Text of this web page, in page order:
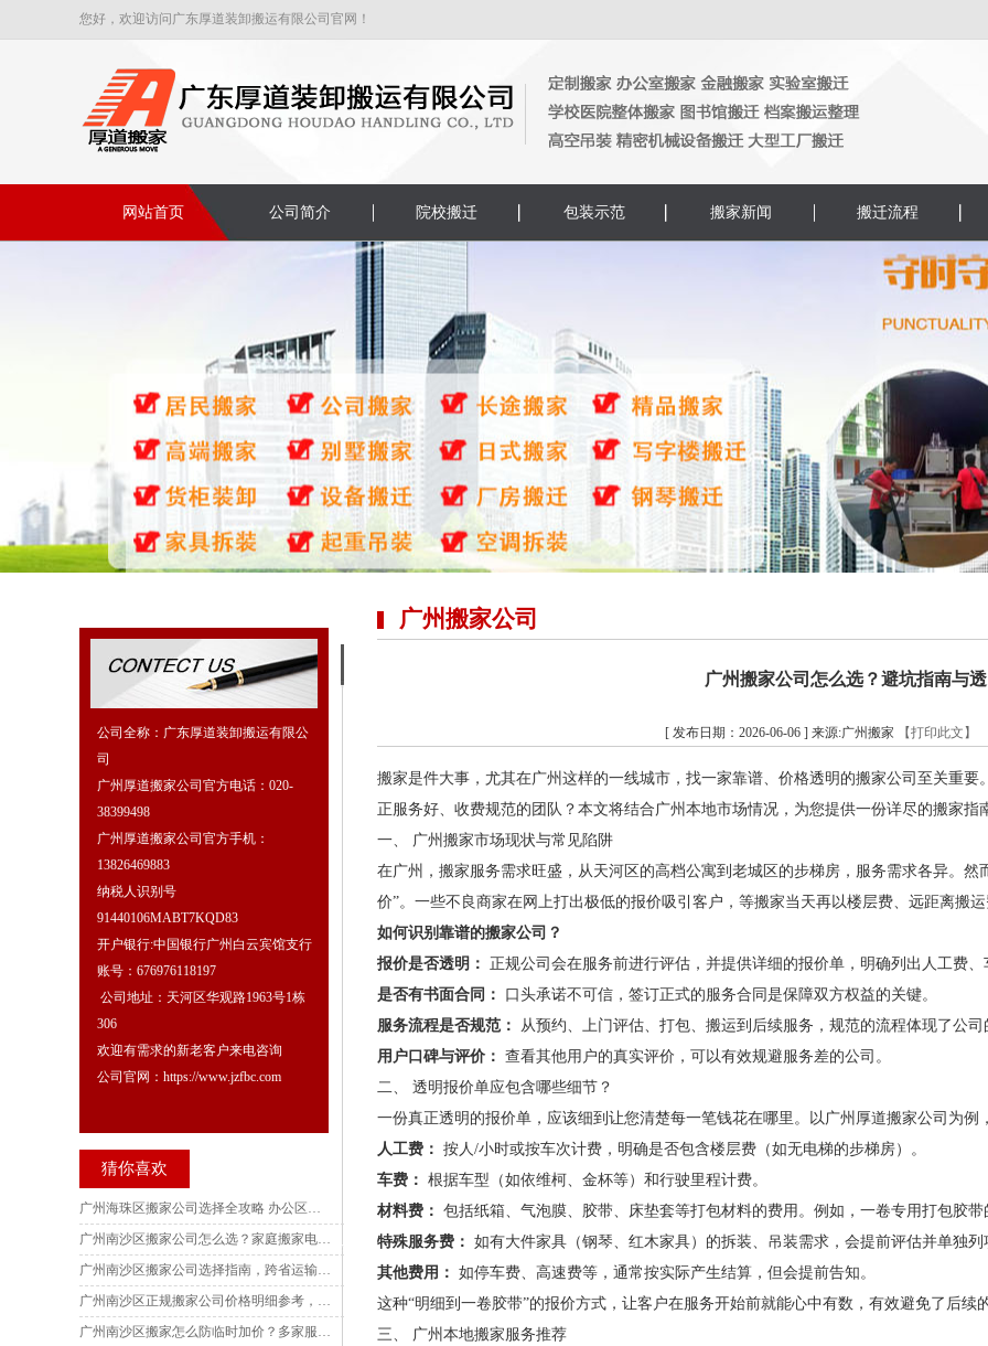
您好，欢迎访问广东厚道装卸搬运有限公司官网！
网站首页 公司简介 院校搬迁 包装示范 搬家新闻 搬迁流程
广州搬家公司
广州搬家公司怎么选？避坑指南与
[ 发布日期：2026-06-06 ] 来源:广州搬家 【打印此文】
搬家是件大事，尤其在广州这样的一线城市，找一家靠谱、价格透明的搬家公司至关重
正服务好、收费规范的团队？本文将结合广州本地市场情况，为您提供一份详尽的搬家指
一、 广州搬家市场现状与常见陷阱
在广州，搬家服务需求旺盛，从天河区的高档公寓到老城区的步梯房，服务需求各异。
价”。一些不良商家在网上打出极低的报价吸引客户，等搬家当天再以楼层费、远距离搬
如何识别靠谱的搬家公司？
报价是否透明：
正规公司会在服务前进行评估，并提供详细的报价单，明确列出人工费
是否有书面合同：
口头承诺不可信，签订正式的服务合同是保障双方权益的关键。
服务流程是否规范：
从预约、上门评估、打包、搬运到后续服务，规范的流程体现了公司
用户口碑与评价： 查看其他用户的真实评价，可以有效规避服务差的公司。
二、 透明报价单应包含哪些细节？
一份真正透明的报价单，应该细到让您清楚每一笔钱花在哪里。以广州厚道搬家公司为
人工费： 按人/小时或按车次计费，明确是否包含楼层费（如无电梯的步梯房）。
车费： 根据车型（如依维柯、金杯等）和行驶里程计费。
材料费： 包括纸箱、气泡膜、胶带、床垫套等打包材料的费用。例如，一卷专用打包胶
特殊服务费： 如有大件家具（钢琴、红木家具）的拆装、吊装需求，会提前评估并单独列
其他费用： 如停车费、高速费等，通常按实际产生结算，但会提前告知。
这种“明细到一卷胶带”的报价方式，让客户在服务开始前就能心中有数，有效避免了后续
三、 广州本地搬家服务推荐
公司全称：广东厚道装卸搬运有限公
司
广州厚道搬家公司官方电话：020-
38399498
广州厚道搬家公司官方手机：
13826469883
纳税人识别号
91440106MABT7KQD83
开户银行:中国银行广州白云宾馆支行
账号：676976118197
公司地址：天河区华观路1963号1栋
306
欢迎有需求的新老客户来电咨询
公司官网：https://www.jzfbc.com
猜你喜欢
广州海珠区搬家公司选择全攻略 办公区搬迁全方案 五家电话实测对比深度解析
广州南沙区搬家公司怎么选？家庭搬家电话实测，各镇街别墅搬迁避坑指南与收费核验技巧
广州南沙区搬家公司选择指南，跨省运输风险规避要点，多家服务商电话实地核验参考
广州南沙区正规搬家公司价格明细参考，南沙产业园写字楼搬迁服务商实测，订单记录可核验查询
广州南沙区搬家怎么防临时加价？多家服务商电话实测，收费标准、搬迁场景与风险防范完整梳理